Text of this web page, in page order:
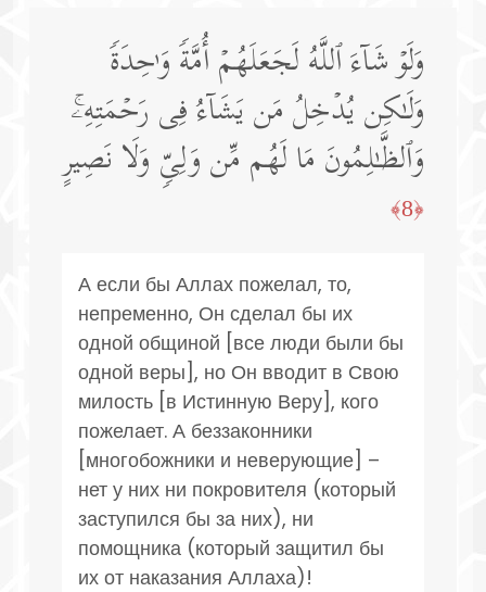
وَلَوۡ شَاۤءَ ٱللَّهُ لَجَعَلَهُمۡ أُمَّةࣰ وَ ٰ⁠حِدَةࣰ
وَلَـٰكِن یُدۡخِلُ مَن یَشَاۤءُ فِی رَحۡمَتِهِۦۚ
وَٱلظَّـٰلِمُونَ مَا لَهُم مِّن وَلِیࣲّ وَلَا نَصِیرٍ
﴿8﴾
А если бы Аллах пожелал, то,
непременно, Он сделал бы их
одной общиной [все люди были бы
одной веры], но Он вводит в Свою
милость [в Истинную Веру], кого
пожелает. А беззаконники
[многобожники и неверующие] –
нет у них ни покровителя (который
заступился бы за них), ни
помощника (который защитил бы
их от наказания Аллаха)!